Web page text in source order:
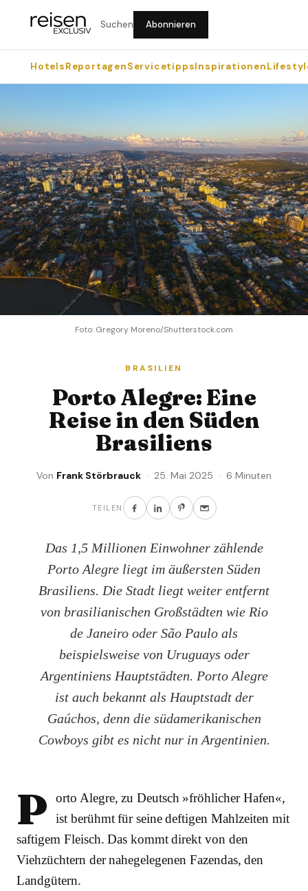
Suchen Abonnieren
HotelsReportagenServicetippsInspirationen
Foto: Gregory Moreno/Shutterstock.com
BRASILIEN
Porto Alegre: Eine
Reise in den Süden
Brasiliens
Von Frank Störbrauck · 25. Mai 2025 · 6 Minuten
TEILEN
Das 1,5 Millionen Einwohner zählende
Porto Alegre liegt im äußersten Süden
Brasiliens. Die Stadt liegt weiter entfernt
von brasilianischen Großstädten wie Rio
de Janeiro oder São Paulo als
beispielsweise von Uruguays oder
Argentiniens Hauptstädten. Porto Alegre
ist auch bekannt als Hauptstadt der
Gaúchos, denn die südamerikanischen
Cowboys gibt es nicht nur in Argentinien.
P
orto Alegre, zu Deutsch »fröhlicher Hafen«,
ist berühmt für seine deftigen Mahlzeiten mit
saftigem Fleisch. Das kommt direkt von den
Viehzüchtern der nahegelegenen Fazendas, den
Landgütern.